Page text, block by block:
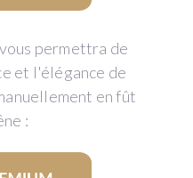
vous permettra de
et l'élégance de
en fût
: